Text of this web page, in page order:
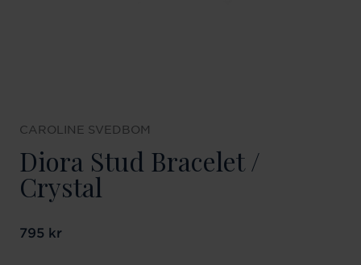
CAROLINE SVEDBOM
Diora Stud Bracelet /
Crystal
Pris :795 kr
795 kr